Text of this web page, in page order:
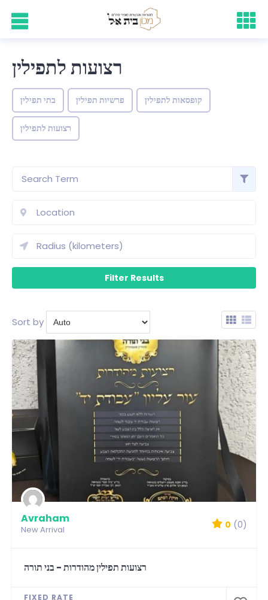
רצועות לתפילין
בתי תפילין פרשיות תפילין קופסאות לתפילין
רצועות לתפילין
Sort by
Avraham
New Arrival 0 (0)
רצועות תפילין מהודרות - בני תורה
FIXED RATE